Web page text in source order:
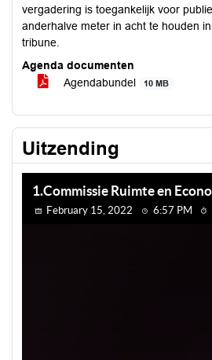
vergadering is toegankelijk voor
anderhalve meter in acht te houden
tribune.
Agenda documenten
Agendabundel
10 MB
Uitzending